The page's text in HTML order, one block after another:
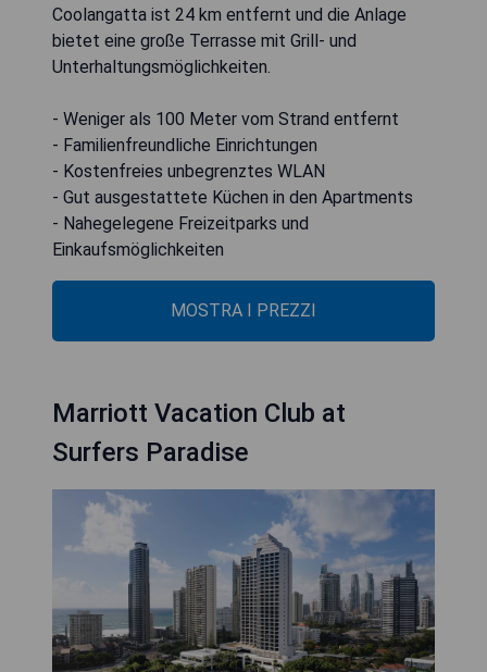
Coolangatta ist 24 km entfernt und die Anlage
bietet eine große Terrasse mit Grill- und
Unterhaltungsmöglichkeiten.
- Weniger als 100 Meter vom Strand entfernt
- Familienfreundliche Einrichtungen
- Kostenfreies unbegrenztes WLAN
- Gut ausgestattete Küchen in den Apartments
- Nahegelegene Freizeitparks und
Einkaufsmöglichkeiten
MOSTRA I PREZZI
Marriott Vacation Club at
Surfers Paradise